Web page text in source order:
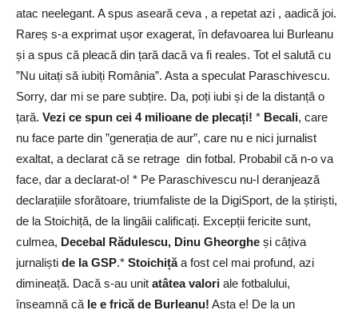
atac neelegant. A spus aseară ceva , a repetat azi , aadică joi.
Rareș s-a exprimat ușor exagerat, în defavoarea lui Burleanu
și a spus că pleacă din țară dacă va fi reales. Tot el salută cu
”Nu uitați să iubiți România”. Asta a speculat Paraschivescu.
Sorry, dar mi se pare subțire. Da, poți iubi și de la distanță o
țară. Vezi ce spun cei 4 milioane de plecați! * Becali, care
nu face parte din ”generația de aur”, care nu e nici jurnalist
exaltat, a declarat că se retrage din fotbal. Probabil că n-o va
face, dar a declarat-o! * Pe Paraschivescu nu-l deranjează
declarațiile sforătoare, triumfaliste de la DigiSport, de la știriști,
de la Stoichiță, de la lingăii calificați. Excepții fericite sunt,
culmea, Decebal Rădulescu, Dinu Gheorghe și câțiva
jurnaliști de la GSP.* Stoichițăa fost cel mai profund, azi
dimineață. Dacă s-au unit atâtea valori ale fotbalului,
înseamnă că le e frică de Burleanu! Asta e! De la un